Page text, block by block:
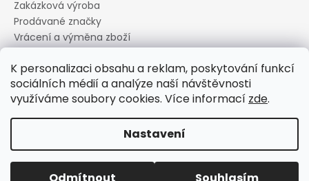
K personalizaci obsahu a reklam, poskytování funkcí
sociálních médií a analýze naší návštěvnosti
využíváme soubory cookies. Více informací zde.
Nastavení
Zakázková výroba
Prodávané značky
Vrácení a výměna zboží
Informace o souborech cookies
Reklamační řád
Obchodní podmínky
Copyright 2026Canard s.r.o.. Všechna práva vyhrazena.
Upravit nastavení cookies